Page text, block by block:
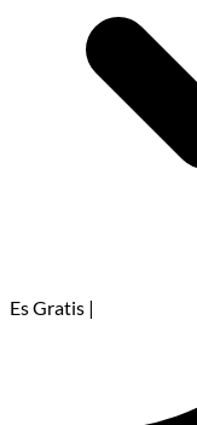
Es Gratis |